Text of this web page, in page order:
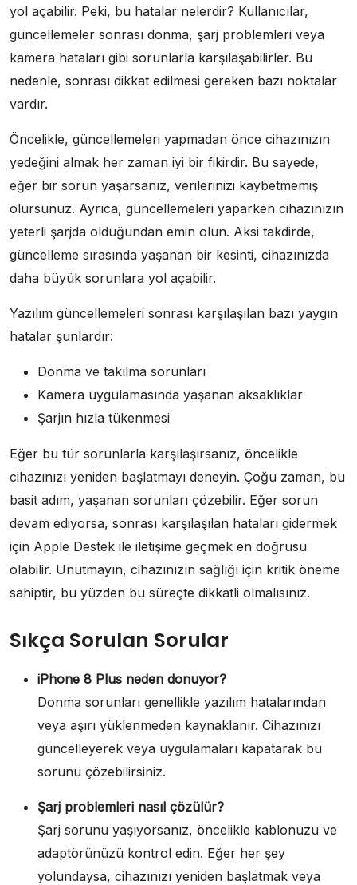
yol açabilir. Peki, bu hatalar nelerdir? Kullanıcılar,
güncellemeler sonrası donma, şarj problemleri veya
kamera hataları gibi sorunlarla karşılaşabilirler. Bu
nedenle, sonrası dikkat edilmesi gereken bazı noktalar
vardır.
Öncelikle, güncellemeleri yapmadan önce cihazınızın
yedeğini almak her zaman iyi bir fikirdir. Bu sayede,
eğer bir sorun yaşarsanız, verilerinizi kaybetmemiş
olursunuz. Ayrıca, güncellemeleri yaparken cihazınızın
yeterli şarjda olduğundan emin olun. Aksi takdirde,
güncelleme sırasında yaşanan bir kesinti, cihazınızda
daha büyük sorunlara yol açabilir.
Yazılım güncellemeleri sonrası karşılaşılan bazı yaygın
hatalar şunlardır:
Donma ve takılma sorunları
Kamera uygulamasında yaşanan aksaklıklar
Şarjın hızla tükenmesi
Eğer bu tür sorunlarla karşılaşırsanız, öncelikle
cihazınızı yeniden başlatmayı deneyin. Çoğu zaman, bu
basit adım, yaşanan sorunları çözebilir. Eğer sorun
devam ediyorsa, sonrası karşılaşılan hataları gidermek
için Apple Destek ile iletişime geçmek en doğrusu
olabilir. Unutmayın, cihazınızın sağlığı için kritik öneme
sahiptir, bu yüzden bu süreçte dikkatli olmalısınız.
Sıkça Sorulan Sorular
iPhone 8 Plus neden donuyor?
Donma sorunları genellikle yazılım hatalarından
veya aşırı yüklenmeden kaynaklanır. Cihazınızı
güncelleyerek veya uygulamaları kapatarak bu
sorunu çözebilirsiniz.
Şarj problemleri nasıl çözülür?
Şarj sorunu yaşıyorsanız, öncelikle kablonuzu ve
adaptörünüzü kontrol edin. Eğer her şey
yolundaysa, cihazınızı yeniden başlatmak veya